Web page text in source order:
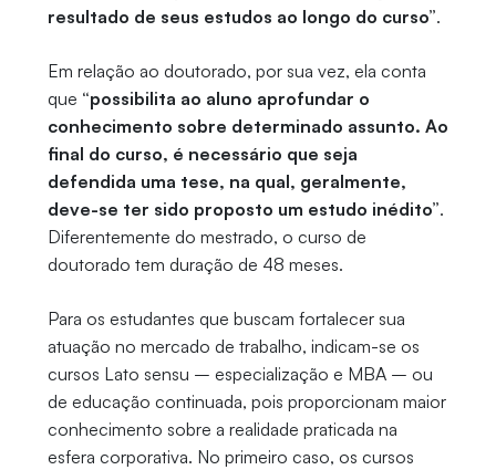
resultado de seus estudos ao longo do curso”.
Em relação ao doutorado, por sua vez, ela conta
que “possibilita ao aluno aprofundar o
conhecimento sobre determinado assunto. Ao
final do curso, é necessário que seja
defendida uma tese, na qual, geralmente,
deve-se ter sido proposto um estudo inédito”.
Diferentemente do mestrado, o curso de
doutorado tem duração de 48 meses.
Para os estudantes que buscam fortalecer sua
atuação no mercado de trabalho, indicam-se os
cursos Lato sensu – especialização e MBA – ou
de educação continuada, pois proporcionam maior
conhecimento sobre a realidade praticada na
esfera corporativa. No primeiro caso, os cursos